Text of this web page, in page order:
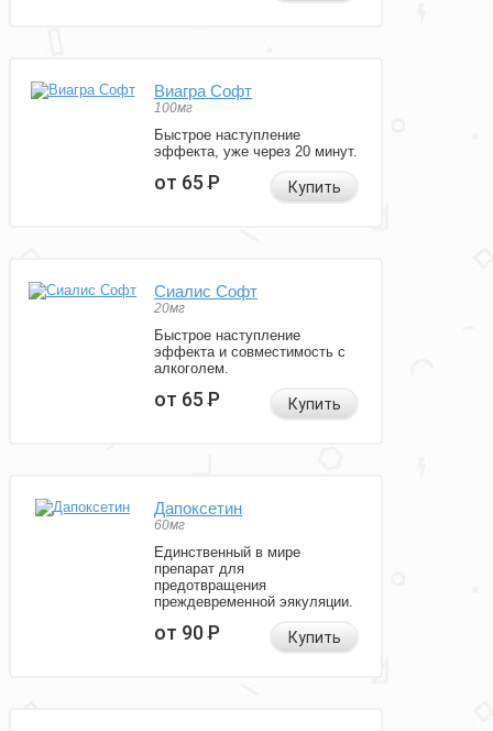
Виагра Софт
100мг
Быстрое наступление
эффекта, уже через 20 минут.
от 65Р Купить
Сиалис Софт
20мг
Быстрое наступление
эффекта и совместимость с
алкоголем.
от 65Р Купить
Дапоксетин
60мг
Единственный в мире
препарат для
предотвращения
преждевременной эякуляции.
от 90Р Купить